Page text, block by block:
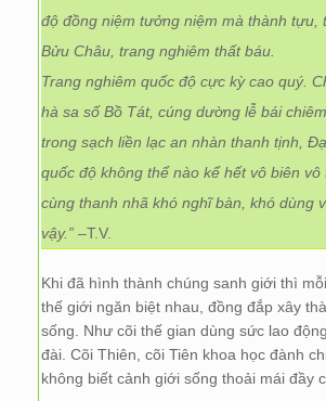
độ đồng niệm tưởng niệm mà thành tựu,
Bửu Châu, trang nghiêm thất báu.
Trang nghiêm quốc độ cực kỳ cao quý.
hà sa số Bồ Tát, cúng dường lễ bái
trong sạch liền lạc an nhàn thanh tịnh,
quốc độ không thể nào kể hết vô biên vô
cùng thanh nhã khó nghĩ bàn, khó dùng
vậy.” –T.V.
Khi đã hình thành chúng sanh giới thì
thế giới ngăn biệt nhau, đồng đắp xây
sống. Như cõi thế gian dùng sức lao
đài. Cõi Thiên, cõi Tiên khoa học đành
không biết cảnh giới sống thoải mái đầy